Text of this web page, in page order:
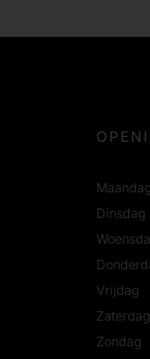
Maandag
Dinsdag
Vrijdag
Zaterdag
Zondag